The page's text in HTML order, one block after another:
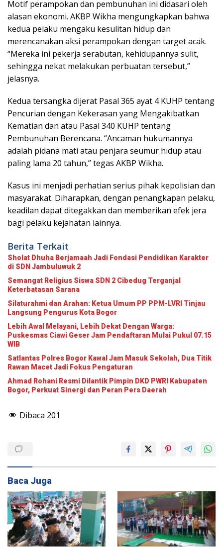
Motif perampokan dan pembunuhan ini didasari oleh
alasan ekonomi. AKBP Wikha mengungkapkan bahwa
kedua pelaku mengaku kesulitan hidup dan
merencanakan aksi perampokan dengan target acak.
“Mereka ini pekerja serabutan, kehidupannya sulit,
sehingga nekat melakukan perbuatan tersebut,”
jelasnya.
Kedua tersangka dijerat Pasal 365 ayat 4 KUHP tentang
Pencurian dengan Kekerasan yang Mengakibatkan
Kematian dan atau Pasal 340 KUHP tentang
Pembunuhan Berencana. “Ancaman hukumannya
adalah pidana mati atau penjara seumur hidup atau
paling lama 20 tahun,” tegas AKBP Wikha.
Kasus ini menjadi perhatian serius pihak kepolisian dan
masyarakat. Diharapkan, dengan penangkapan pelaku,
keadilan dapat ditegakkan dan memberikan efek jera
bagi pelaku kejahatan lainnya.
Berita Terkait
Sholat Dhuha Berjamaah Jadi Fondasi Pendidikan Karakter
di SDN Jambuluwuk 2
Semangat Religius Siswa SDN 2 Cibedug Terganjal
Keterbatasan Sarana
Silaturahmi dan Arahan: Ketua Umum PP PPM-LVRI Tinjau
Lebih Awal Melayani, Lebih Dekat Dengan Warga:
Puskesmas Ciawi Geser Jam Pendaftaran Mulai Pukul 07.15
Satlantas Polres Bogor Kawal Jam Masuk Sekolah, Dua Titik
Rawan Macet Jadi Fokus Pengaturan
Ahmad Rohani Resmi Dilantik Pimpin DKD PWRI Kabupaten
Bogor, Perkuat Sinergi dan Peran Pers Daerah
Dibaca 201
Baca Juga